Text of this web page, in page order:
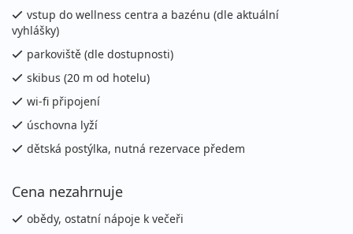
18 100 Kč
cena za 7 dní (6 nocí) Podrobnosti
26.12. - 02.01.2027
sobota - sobota
leden 2027
02.01. - 08.01.2027
sobota - pátek
vstup do wellness centra a bazénu (dle aktuální
vyhlášky)
parkoviště (dle dostupnosti)
skibus (20 m od hotelu)
wi-fi připojení
úschovna lyží
dětská postýlka, nutná rezervace předem
Cena nezahrnuje
obědy, ostatní nápoje k večeři